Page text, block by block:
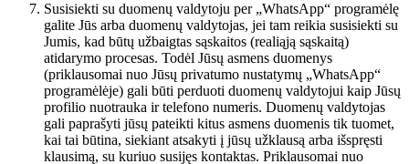
Susisiekti su duomenų valdytoju per „WhatsApp“ programėlę
galite Jūs arba duomenų valdytojas, jei tam reikia susisiekti su
Jumis, kad būtų užbaigtas sąskaitos (realiąją sąskaitą)
atidarymo procesas. Todėl Jūsų asmens duomenys
(priklausomai nuo Jūsų privatumo nustatymų „WhatsApp“
programėlėje) gali būti perduoti duomenų valdytojui kaip Jūsų
profilio nuotrauka ir telefono numeris. Duomenų valdytojas
gali paprašyti jūsų pateikti kitus asmens duomenis tik tuomet,
kai tai būtina, siekiant atsakyti į jūsų užklausą arba išspręsti
klausimą, su kuriuo susijęs kontaktas. Priklausomai nuo